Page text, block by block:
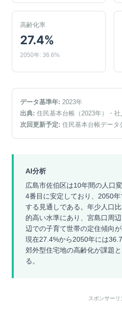
高齢化率
27.4%
2050年: 36.6%
データ基準年: 2023年
出典: 住民基本台帳（2023年）
・
次回更新予定: 住民基本台帳データ
AI分析
広島市佐伯区は10年間の人口
4番目に安定しており、2050
する見通しである。年少人口
的高い水準にあり、宮島口周
辺での子育て世帯の定住傾向
現在27.4%から2050年には
郊外型住宅地の高齢化が課題
る。
スポンサーリ